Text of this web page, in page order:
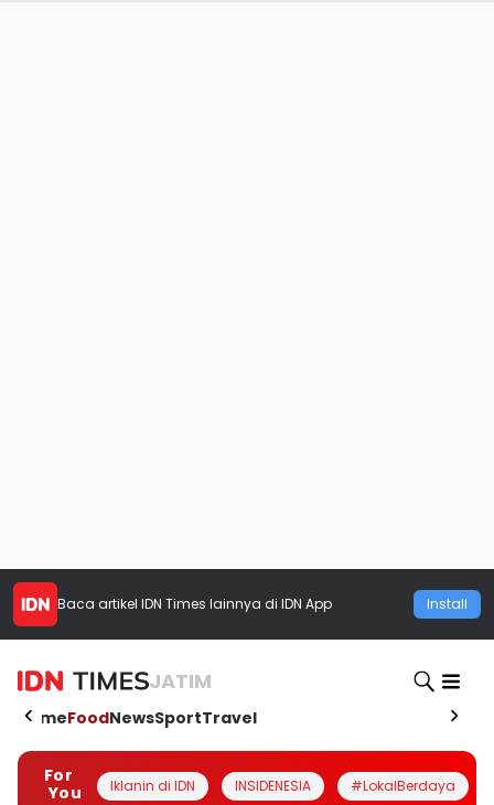
Baca artikel IDN Times lainnya di IDN App Install
JATIM
HomeFoodNewsSportTravel
For
You
Iklanin di IDN INSIDENESIA #LokalBerdaya